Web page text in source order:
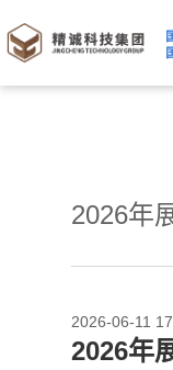
2026年
2026-06-11
2026年